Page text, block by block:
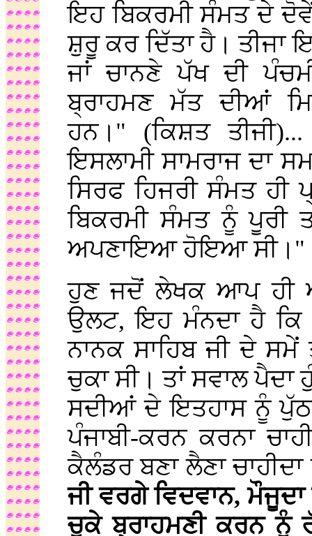
ਇਹ ਬਿਕਰਮੀ ਸੰਮਤ ਦੇ
ਸ਼ੁਰੂ ਕਰ ਦਿੱਤਾ ਹੈ। ਤੀਜਾ
ਜਾਂ ਚਾਨਣੇ ਪੱਖ ਦੀ
ਬ੍ਰਾਹਮਣ ਮੱਤ ਦੀਆਂ
ਹਨ।" (ਕਿਸ਼ਤ
ਇਸਲਾਮੀ ਸਾਮਰਾਜ ਦਾ
ਸਿਰਫ ਹਿਜਰੀ ਸੰਮਤ ਹੀ
ਬਿਕਰਮੀ ਸੰਮਤ ਨੂੰ ਪੂਰੀ
ਅਪਣਾਇਆ ਹੋਇਆ ਸੀ।"
ਹੁਣ ਜਦੋਂ ਲੇਖਕ ਆਪ ਹੀ
ਉਲਟ, ਇਹ ਮੰਨਦਾ ਹੈ ਕਿ
ਨਾਨਕ ਸਾਹਿਬ ਜੀ ਦੇ ਸਮੇਂ
ਚੁਕਾ ਸੀ। ਤਾਂ ਸਵਾਲ
ਸਦੀਆਂ ਦੇ ਇਤਹਾਸ ਨੂੰ
ਪੰਜਾਬੀ-ਕਰਨ ਕਰਨਾ
ਕੈਲੰਡਰ ਬਣਾ ਲੈਣਾ
ਜੀ ਵਰਗੇ ਵਿਦਵਾਨ,
ਚੁਕੇ ਬ੍ਰਾਹਮਣੀ ਕਰਨ ਨੂੰ